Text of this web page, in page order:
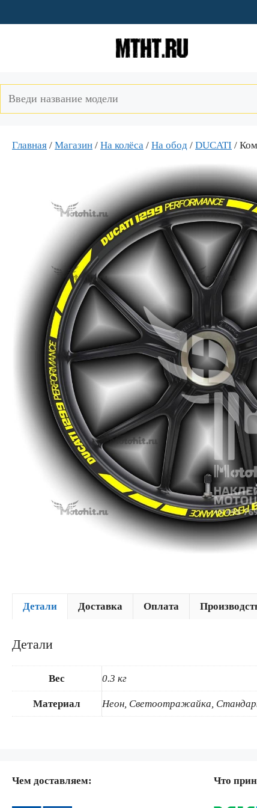
к
Главная / Магазин / На колёса / На обод / DUCATI /
Детали Доставка Оплата
Детали
Вес 0.3 кг
Материал Неон, Светоотражайка,
Чем доставляем: Что